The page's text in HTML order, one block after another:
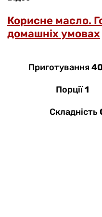
Корисне масло.
домашніх умовах
Приготування
Порції1
Складність